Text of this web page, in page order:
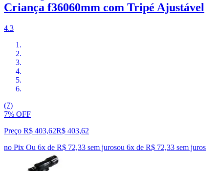
Criança f36060mm com Tripé Ajustável
4.3
(7)
7% OFF
Preço R$ 403,62R$ 403,62
no Pix Ou 6x de R$ 72,33 sem jurosou 6x de R$ 72,33 sem juros